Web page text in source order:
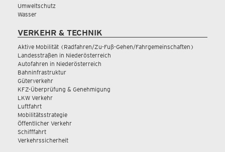
Umweltschutz
Wasser
VERKEHR & TECHNIK
Aktive Mobilität (Radfahren/Zu-Fuß-Gehen/Fahrgemeinschaften)
Landesstraßen in Niederösterreich
Autofahren in Niederösterreich
Bahninfrastruktur
Güterverkehr
KFZ-Überprüfung & Genehmigung
LKW Verkehr
Luftfahrt
Mobilitätsstrategie
Öffentlicher Verkehr
Schifffahrt
Verkehrssicherheit